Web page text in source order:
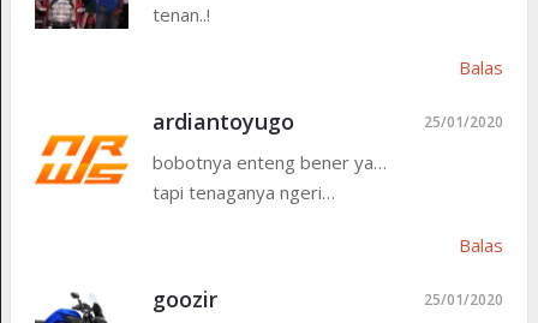
tenan..!
Balas
ardiantoyugo 25/01/2020
bobotnya enteng bener ya…
tapi tenaganya ngeri…
Balas
goozir 25/01/2020